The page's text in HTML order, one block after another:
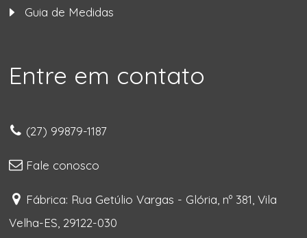
Guia de Medidas
Entre em contato
(27) 99879-1187
Fale conosco
Fábrica: Rua Getúlio Vargas - Glória, nº 381, Vila
Velha-ES, 29122-030